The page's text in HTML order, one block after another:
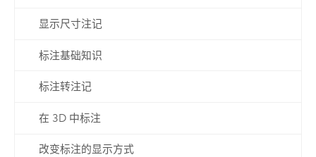
显示尺寸注记
标注基础知识
标注转注记
在 3D 中标注
改变标注的显示方式